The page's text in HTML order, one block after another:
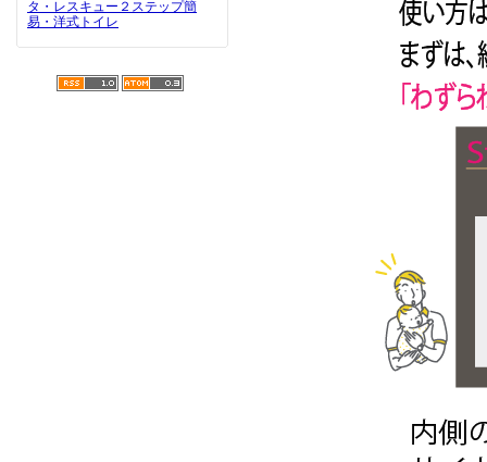
タ・レスキュー２ステップ簡
易・洋式トイレ